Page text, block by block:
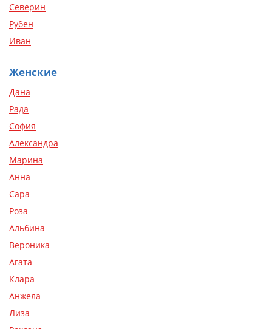
Северин
Рубен
Иван
Женские
Дана
Рада
София
Александра
Марина
Анна
Сара
Роза
Альбина
Вероника
Агата
Клара
Анжела
Лиза